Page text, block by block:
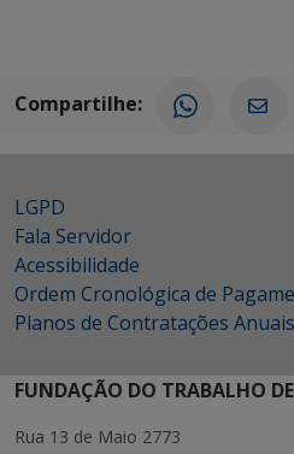
Compartilhe:
LGPD
Fala Servidor
Acessibilidade
Ordem Cronológica de
Planos de Contratações Anuais
FUNDAÇÃO DO TRABALHO
Rua 13 de Maio 2773